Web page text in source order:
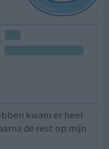
kwam er heel
de rest op mijn